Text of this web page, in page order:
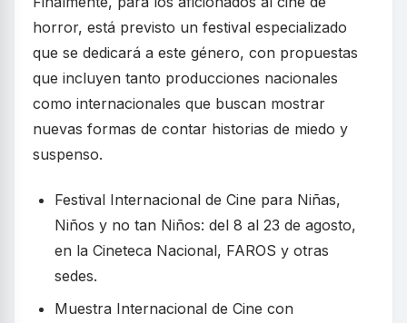
horror, está previsto un festival especializado
que se dedicará a este género, con propuestas
que incluyen tanto producciones nacionales
como internacionales que buscan mostrar
nuevas formas de contar historias de miedo y
suspenso.
Festival Internacional de Cine para Niñas,
Niños y no tan Niños: del 8 al 23 de agosto,
en la Cineteca Nacional, FAROS y otras
sedes.
Muestra Internacional de Cine con